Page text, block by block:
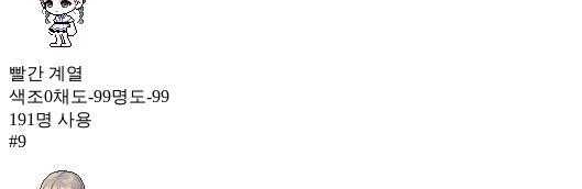
빨간 계열
색조0채도-99명도-99
191 명 사용
#9